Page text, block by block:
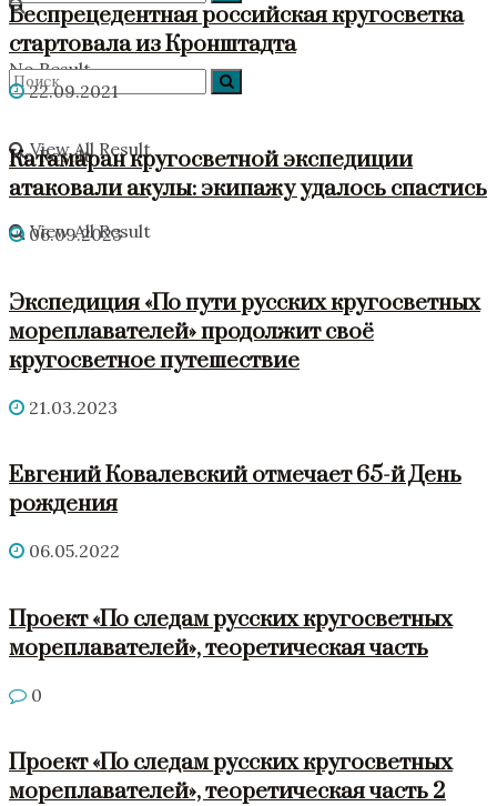
No Result
View All Result
No Result
View All Result
Беспрецедентная российская кругосветка
стартовала из Кронштадта
22.09.2021
Катамаран кругосветной экспедиции
атаковали акулы: экипажу удалось спастись
06.09.2023
Экспедиция «По пути русских кругосветных
мореплавателей» продолжит своё
кругосветное путешествие
21.03.2023
Евгений Ковалевский отмечает 65-й День
рождения
06.05.2022
Проект «По следам русских кругосветных
мореплавателей», теоретическая часть
0
Проект «По следам русских кругосветных
мореплавателей», теоретическая часть 2